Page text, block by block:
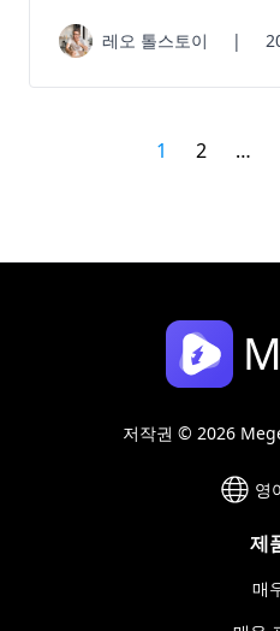
레오 톨스토이 |
1 2 …
저작권 © 2026
영
제
매